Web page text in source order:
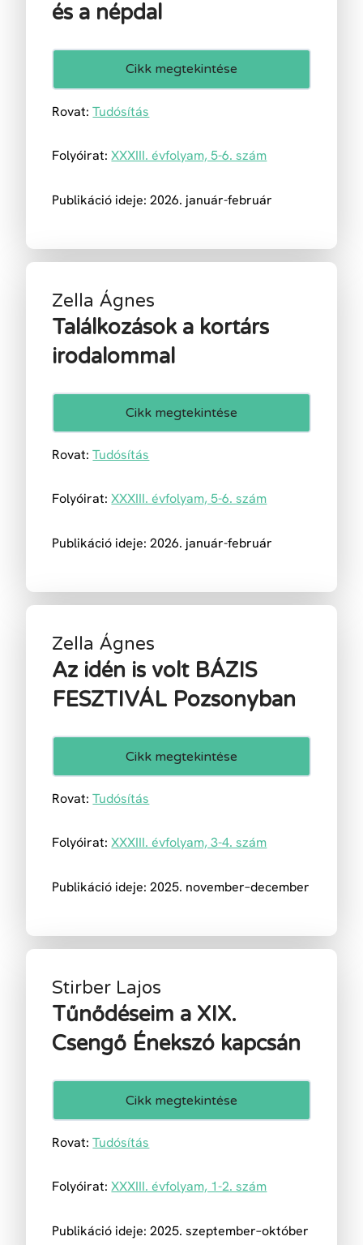
és a népdal
Cikk megtekintése
Rovat: Tudósítás
Folyóirat: XXXIII. évfolyam, 5-6. szám
Publikáció ideje: 2026. január-február
Zella Ágnes
Találkozások a kortárs
irodalommal
Cikk megtekintése
Rovat: Tudósítás
Folyóirat: XXXIII. évfolyam, 5-6. szám
Publikáció ideje: 2026. január-február
Zella Ágnes
Az idén is volt BÁZIS
FESZTIVÁL Pozsonyban
Cikk megtekintése
Rovat: Tudósítás
Folyóirat: XXXIII. évfolyam, 3-4. szám
Publikáció ideje: 2025. november–december
Stirber Lajos
Tűnődéseim a XIX.
Csengő Énekszó kapcsán
Cikk megtekintése
Rovat: Tudósítás
Folyóirat: XXXIII. évfolyam, 1-2. szám
Publikáció ideje: 2025. szeptember–október